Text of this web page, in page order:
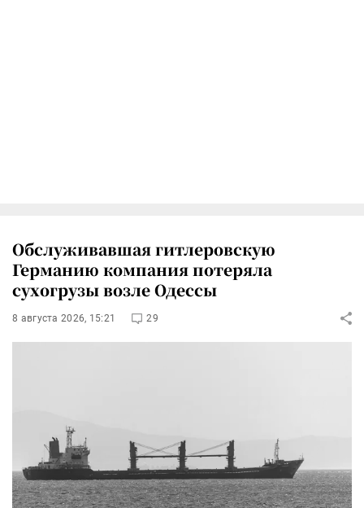
Обслуживавшая гитлеровскую
Германию компания потеряла
сухогрузы возле Одессы
8 августа 2026, 15:21 29